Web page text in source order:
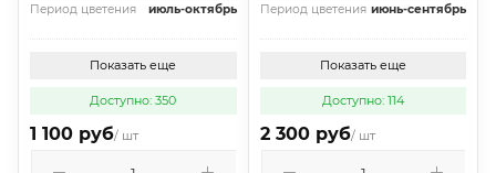
Период цветения июль-октябрь
Показать еще
Доступно: 350
1 100 руб/ шт
Период цветения июнь-сентябрь
Показать еще
Доступно: 114
2 300 руб/ шт